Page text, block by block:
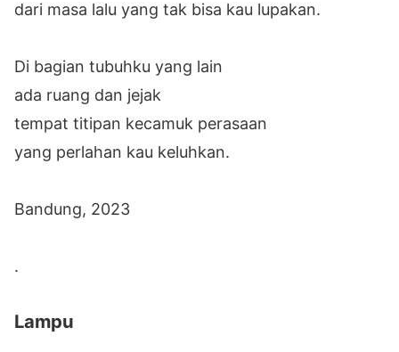
dari masa lalu yang tak bisa kau lupakan.
Di bagian tubuhku yang lain
ada ruang dan jejak
tempat titipan kecamuk perasaan
yang perlahan kau keluhkan.
Bandung, 2023
.
Lampu